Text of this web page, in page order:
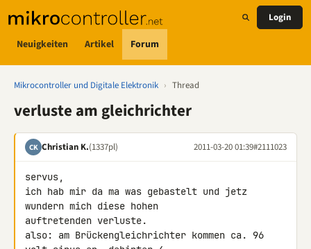
Neuigkeiten Artikel Forum
Login
Mikrocontroller und Digitale Elektronik › Thread
verluste am gleichrichter
CK Christian K.(1337pl) 2011-03-20 01:39#2111023
servus,
ich hab mir da ma was gebastelt und jetz
wundern mich diese hohen
auftretenden verluste.
also: am Brückengleichrichter kommen ca. 96